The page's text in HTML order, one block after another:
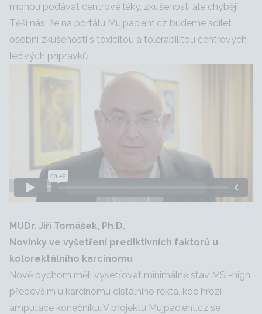
mohou podávat centrové léky, zkušenosti ale chybějí.
Těší nás, že na portálu Mujpacient.cz budeme sdílet
osobní zkušenosti s toxicitou a tolerabilitou centrových
léčivých přípravků.
MUDr. Jiří Tomášek, Ph.D.
Novinky ve vyšetření prediktivních faktorů u
kolorektálního karcinomu
Nově bychom měli vyšetřovat minimálně stav MSI-high
především u karcinomu distálního rekta, kde hrozí
amputace konečníku. V projektu Mujpacient.cz se